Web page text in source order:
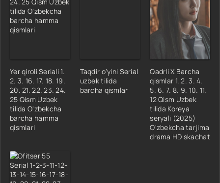
Yer qiroli Seriali 1.
2. 3. 16. 17. 18. 19.
20. 21. 22. 23. 24.
25 Qism Uzbek
tilida O'zbekcha
barcha hamma
qismlari
Taqdir o'yini Serial
uzbek tilida
barcha qismlar
Qadrli X Barcha
qismlar 1. 2. 3. 4.
5. 6. 7. 8. 9. 10. 11.
12 Qism Uzbek
tilida Koreya
seryali (2025)
O'zbekcha tarjima
drama HD skachat